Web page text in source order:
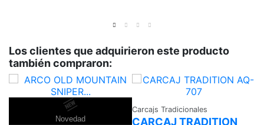
Los clientes que adquirieron este producto
también compraron:
Novedad
Carcajs Tradicionales
CARCAJ TRADITION